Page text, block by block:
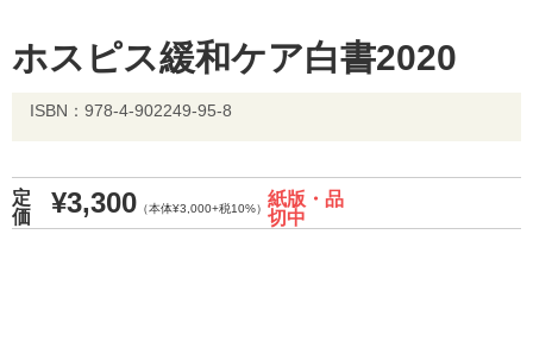
ホスピス緩和ケア白書2020
ISBN：978-4-902249-95-8
定
価
¥3,300 （本体¥3,000+税10%）紙版・品
切中